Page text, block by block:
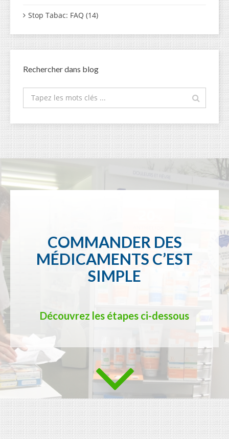
Stop Tabac: FAQ (14)
Rechercher dans blog
COMMANDER DES
MÉDICAMENTS C’EST
SIMPLE
Découvrez les étapes ci-dessous